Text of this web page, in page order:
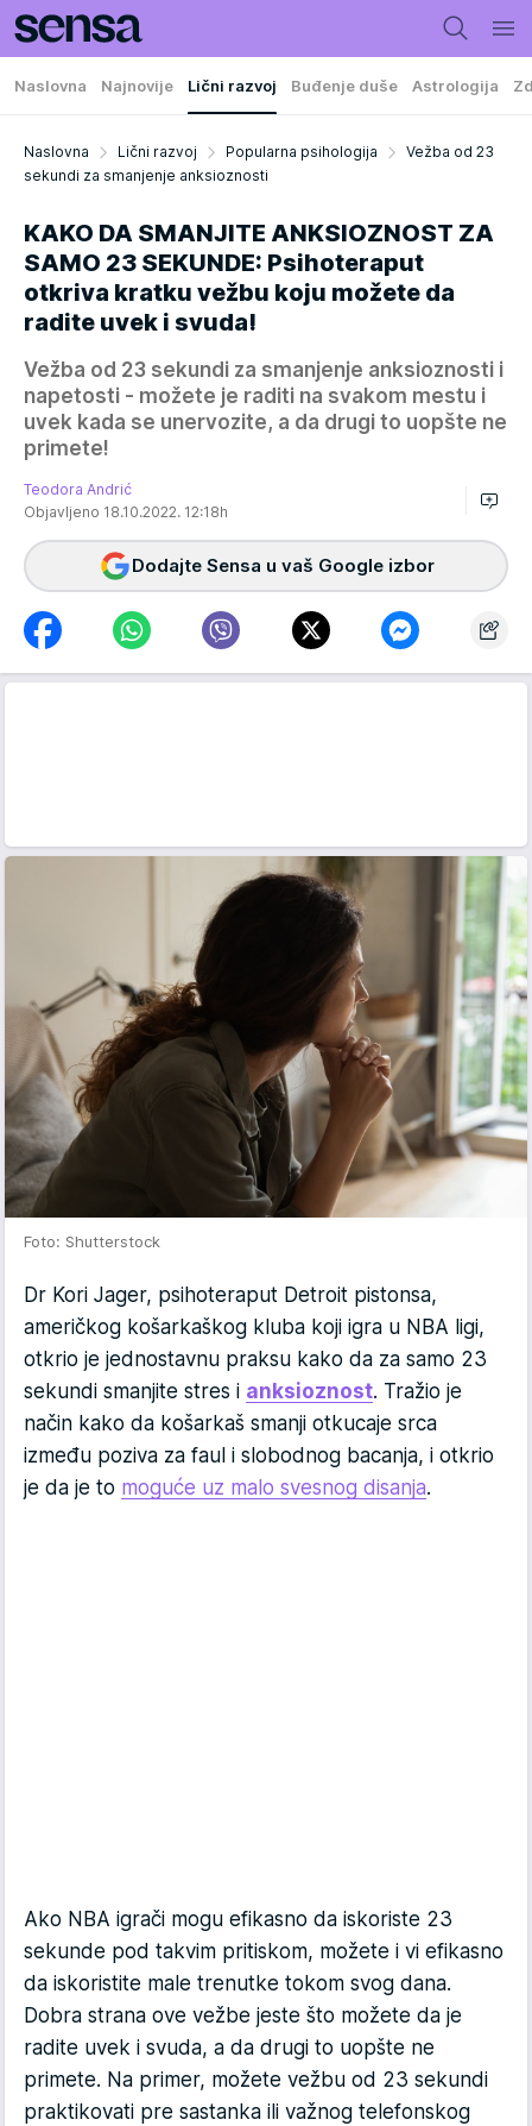
Naslovna Najnovije Lični razvoj Buđenje duše Astrologija
Naslovna Lični razvoj Popularna psihologija
Vežba od 23
sekundi za smanjenje anksioznosti
KAKO DA SMANJITE ANKSIOZNOST ZA
SAMO 23 SEKUNDE: Psihoteraput
otkriva kratku vežbu koju možete da
radite uvek i svuda!
Vežba od 23 sekundi za smanjenje anksioznosti i
napetosti - možete je raditi na svakom mestu i
uvek kada se unervozite, a da drugi to uopšte ne
primete!
Teodora Andrić
Objavljeno 18.10.2022. 12:18h
Dodajte Sensa u vaš Google izbor
Foto: Shutterstock
Dr Kori Jager, psihoteraput Detroit pistonsa,
američkog košarkaškog kluba koji igra u NBA ligi,
otkrio je jednostavnu praksu kako da za samo 23
sekundi smanjite stres i anksioznost. Tražio je
način kako da košarkaš smanji otkucaje srca
između poziva za faul i slobodnog bacanja, i otkrio
je da je to moguće uz malo svesnog disanja.
Ako NBA igrači mogu efikasno da iskoriste 23
sekunde pod takvim pritiskom, možete i vi efikasno
da iskoristite male trenutke tokom svog dana.
Dobra strana ove vežbe jeste što možete da je
radite uvek i svuda, a da drugi to uopšte ne
primete. Na primer, možete vežbu od 23 sekundi
praktikovati pre sastanka ili važnog telefonskog